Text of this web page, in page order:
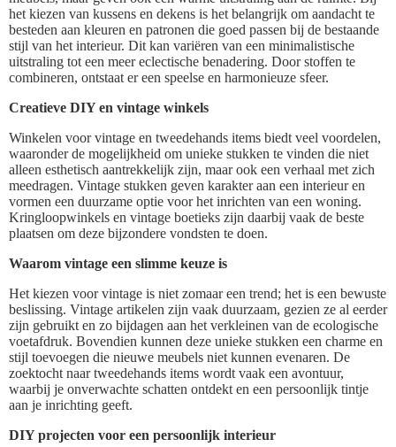
het kiezen van kussens en dekens is het belangrijk om aandacht te
besteden aan kleuren en patronen die goed passen bij de bestaande
stijl van het interieur. Dit kan variëren van een minimalistische
uitstraling tot een meer eclectische benadering. Door stoffen te
combineren, ontstaat er een speelse en harmonieuze sfeer.
Creatieve DIY en vintage winkels
Winkelen voor vintage en tweedehands items biedt veel voordelen,
waaronder de mogelijkheid om unieke stukken te vinden die niet
alleen esthetisch aantrekkelijk zijn, maar ook een verhaal met zich
meedragen. Vintage stukken geven karakter aan een interieur en
vormen een duurzame optie voor het inrichten van een woning.
Kringloopwinkels en vintage boetieks zijn daarbij vaak de beste
plaatsen om deze bijzondere vondsten te doen.
Waarom vintage een slimme keuze is
Het kiezen voor vintage is niet zomaar een trend; het is een bewuste
beslissing. Vintage artikelen zijn vaak duurzaam, gezien ze al eerder
zijn gebruikt en zo bijdagen aan het verkleinen van de ecologische
voetafdruk. Bovendien kunnen deze unieke stukken een charme en
stijl toevoegen die nieuwe meubels niet kunnen evenaren. De
zoektocht naar tweedehands items wordt vaak een avontuur,
waarbij je onverwachte schatten ontdekt en een persoonlijk tintje
aan je inrichting geeft.
DIY projecten voor een persoonlijk interieur